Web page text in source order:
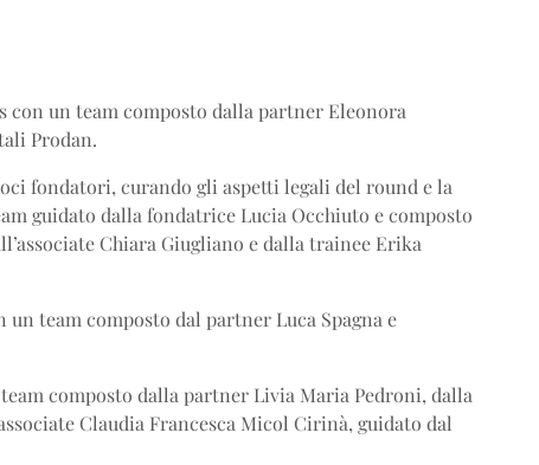
con un team composto dalla partner Eleonora
Prodan.
fondatori, curando gli aspetti legali del round e la
guidato dalla fondatrice Lucia Occhiuto e composto
Chiara Giugliano e dalla trainee Erika
team composto dal partner Luca Spagna e
composto dalla partner Livia Maria Pedroni, dalla
Claudia Francesca Micol Cirinà, guidato dal